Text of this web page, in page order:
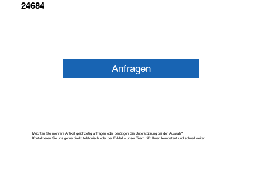
24684
Anfragen
Möchten Sie mehrere Artikel gleichzeitig anfragen oder benötigen Sie Unterstützung bei der Auswahl?
Kontaktieren Sie uns gerne direkt telefonisch oder per E-Mail – unser Team hilft Ihnen kompetent und schnell weiter.